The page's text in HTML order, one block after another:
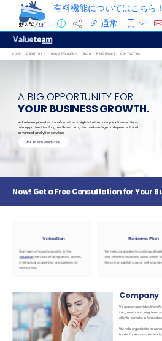
有料機能についてはこちら！
通常